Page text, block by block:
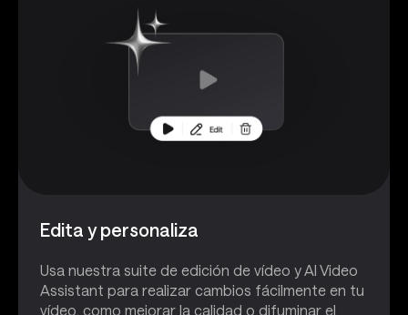
Edita y personaliza
Usa nuestra suite de edición de vídeo y AI Video
Assistant para realizar cambios fácilmente en tu
vídeo, como mejorar la calidad o difuminar el